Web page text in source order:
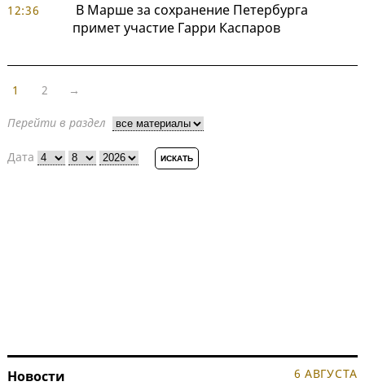
12:36
В Марше за сохранение Петербурга
примет участие Гарри Каспаров
1 2 →
Перейти в раздел
Дата
Новости 6 АВГУСТА